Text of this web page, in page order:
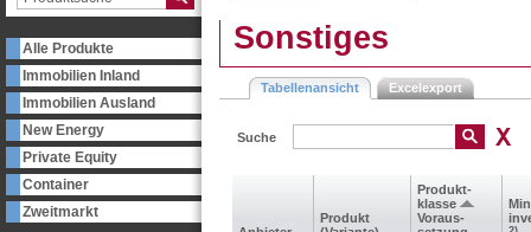
Alle Produkte
Immobilien Inland
Immobilien Ausland
New Energy
Private Equity
Container
Zweitmarkt
Sonstiges
Tabellenansicht Excelexport
Suche
Produkt
Produkt­
klasse
Voraus­